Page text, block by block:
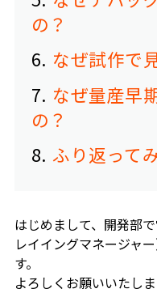
の？
6 なぜ試作で
7 なぜ量産早
の？
8 ふり返って
はじめまして、開発部
レイイングマネージャ
す。
よろしくお願いいたしま